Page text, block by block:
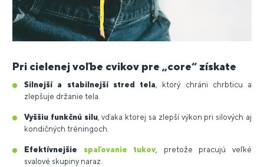
Pri cielenej voľbe cvikov pre „core“ získate
Silnejší a stabilnejší stred tela, ktorý chráni chrbticu a
zlepšuje držanie tela.
Vyššiu funkčnú silu, vďaka ktorej sa zlepší výkon pri silových aj
kondičných tréningoch.
Efektívnejšie spaľovanie tukov, pretože pracujú veľké
svalové skupiny naraz.